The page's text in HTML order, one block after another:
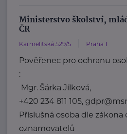
Ministerstvo školství,
ČR
Karmelitská 529/5 Praha 1
Pověřenec pro ochranu
:
Mgr. Šárka Jílková,
+420 234 811 105,
Příslušná osoba dle zákona
oznamovatelů